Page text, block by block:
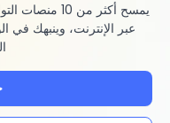
يمسح أكثر من
عبر الإنترنت، وينبهك في